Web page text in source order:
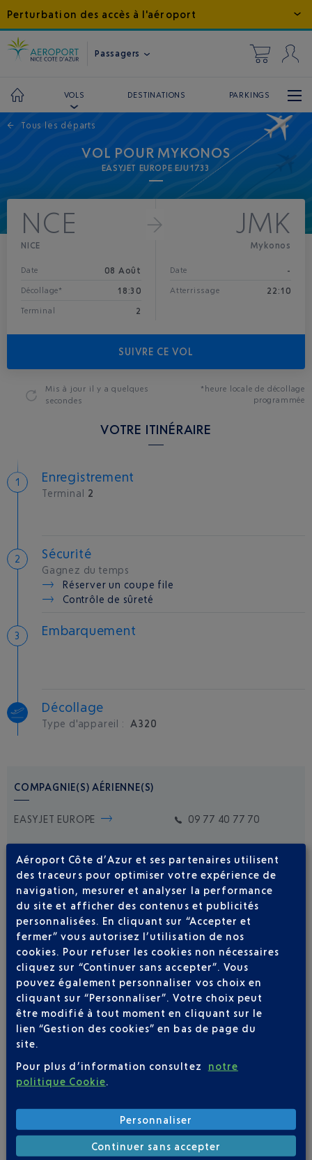
Perturbation des accès à l'aéroport
Passagers
VOLS DESTINATIONS PARKINGS
← Tous les départs
VOL POUR MYKONOS
EASYJET EUROPE EJU1733
NCE
NICE
Date 08 Août
Décollage* 18:30
Terminal 2
JMK
Mykonos
Date -
Atterrissage 22:10
SUIVRE CE VOL
Mis à jour il y a quelques
secondes
*heure locale de décollage
programmée
VOTRE ITINÉRAIRE
Enregistrement
Terminal 2
Sécurité
Gagnez du temps
Réserver un coupe file
Contrôle de sûreté
Embarquement
Décollage
Type d'appareil : A320
COMPAGNIE(S) AÉRIENNE(S)
EASYJET EUROPE 09 77 40 77 70
Soyez notifié(e) de
toutes les évolutions
pour ce vol
Aéroport Côte d’Azur et ses partenaires utilisent
des traceurs pour optimiser votre expérience de
navigation, mesurer et analyser la performance
du site et afficher des contenus et publicités
personnalisées. En cliquant sur “Accepter et
fermer” vous autorisez l’utilisation de nos
cookies. Pour refuser les cookies non nécessaires
cliquez sur “Continuer sans accepter”. Vous
pouvez également personnaliser vos choix en
cliquant sur “Personnaliser”. Votre choix peut
être modifié à tout moment en cliquant sur le
lien “Gestion des cookies” en bas de page du
site.
Pour plus d’information consultez
notre
politique Cookie.
Personnaliser
Continuer sans accepter